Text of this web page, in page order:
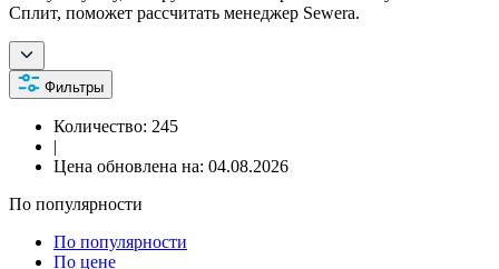
Сплит, поможет рассчитать менеджер Sewera.
Фильтры
Количество: 245
|
Цена обновлена на: 04.08.2026
По популярности
По популярности
По цене